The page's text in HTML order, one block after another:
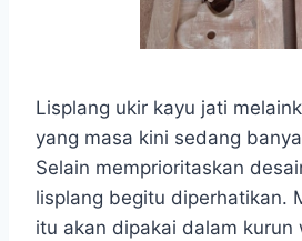
Lisplang ukir kayu jati
yang masa kini sedang
Selain memprioritaskan
lisplang begitu diperhatikan.
itu akan dipakai dalam kurun